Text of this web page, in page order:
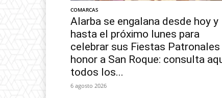
COMARCAS
Alarba se engalana desde hoy y
hasta el próximo lunes para
celebrar sus Fiestas Patronales
honor a San Roque: consulta
todos los...
6 agosto 2026